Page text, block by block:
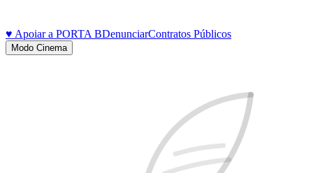
♥ Apoiar a PORTA BDenunciarContratos Públicos
Modo Cinema